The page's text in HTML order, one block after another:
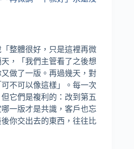
整體很好，只是這裡再微
，「我們主管看了之後想
做了一版。再過幾天，對
不可以像這樣」。每一次
它們是複利的：改到第五
一版才是共識，客戶也忘
你交出去的東西，往往比